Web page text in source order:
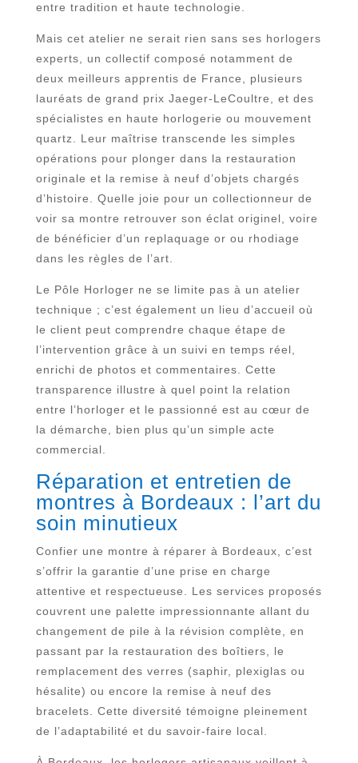
entre tradition et haute technologie.
Mais cet atelier ne serait rien sans ses horlogers
experts, un collectif composé notamment de
deux meilleurs apprentis de France, plusieurs
lauréats de grand prix Jaeger-LeCoultre, et des
spécialistes en haute horlogerie ou mouvement
quartz. Leur maîtrise transcende les simples
opérations pour plonger dans la restauration
originale et la remise à neuf d’objets chargés
d’histoire. Quelle joie pour un collectionneur de
voir sa montre retrouver son éclat originel, voire
de bénéficier d’un replaquage or ou rhodiage
dans les règles de l’art.
Le Pôle Horloger ne se limite pas à un atelier
technique ; c’est également un lieu d’accueil où
le client peut comprendre chaque étape de
l’intervention grâce à un suivi en temps réel,
enrichi de photos et commentaires. Cette
transparence illustre à quel point la relation
entre l’horloger et le passionné est au cœur de
la démarche, bien plus qu’un simple acte
commercial.
Réparation et entretien de
montres à Bordeaux : l’art du
soin minutieux
Confier une montre à réparer à Bordeaux, c’est
s’offrir la garantie d’une prise en charge
attentive et respectueuse. Les services proposés
couvrent une palette impressionnante allant du
changement de pile à la révision complète, en
passant par la restauration des boîtiers, le
remplacement des verres (saphir, plexiglas ou
hésalite) ou encore la remise à neuf des
bracelets. Cette diversité témoigne pleinement
de l’adaptabilité et du savoir-faire local.